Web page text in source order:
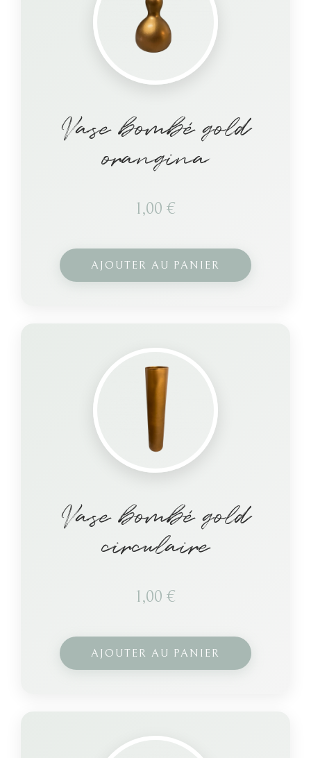
Vase bombé gold
orangina
1,00 €
AJOUTER AU PANIER
Vase bombé gold
circulaire
1,00 €
AJOUTER AU PANIER